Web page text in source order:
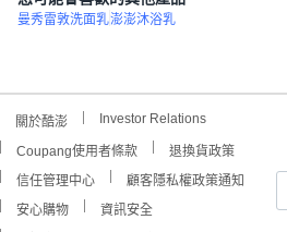
曼秀雷敦洗面乳澎澎沐浴乳
關於酷澎 Investor Relations
Coupang使用者條款
退換貨政策
信任管理中心
顧客隱私權政策通知
安心購物
資訊安全